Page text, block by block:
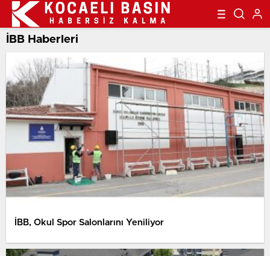
İBB Haberleri
İBB, Okul Spor Salonlarını Yeniliyor